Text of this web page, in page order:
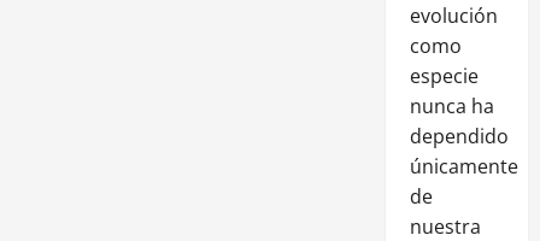
evolución
como
especie
nunca ha
dependido
únicamente
de
nuestra